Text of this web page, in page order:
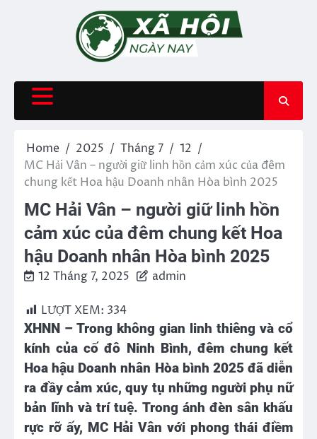
Home 2025 Tháng 7
12
MC Hải Vân – người giữ linh hồn cảm xúc của đêm
chung kết Hoa hậu Doanh nhân Hòa bình 2025
MC Hải Vân – người giữ linh hồn
cảm xúc của đêm chung kết Hoa
hậu Doanh nhân Hòa bình 2025
12 Tháng 7, 2025 admin
LƯỢT XEM: 334
XHNN – Trong không gian linh thiêng và cổ
kính của cố đô Ninh Bình, đêm chung kết
Hoa hậu Doanh nhân Hòa bình 2025 đã diễn
ra đầy cảm xúc, quy tụ những người phụ nữ
bản lĩnh và trí tuệ. Trong ánh đèn sân khấu
rực rỡ ấy, MC Hải Vân với phong thái điềm